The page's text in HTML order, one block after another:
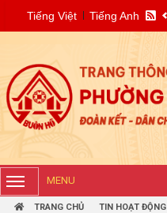
Tiếng Việt Tiếng Anh
MENU
TRANG CHỦ TIN HOẠT ĐỘNG